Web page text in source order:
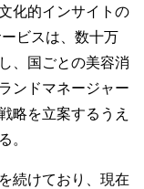
化的インサイトの
ビスは、数十万
、国ごとの美容消
ンドマネージャー
略を立案するうえ
。
続けており、現在